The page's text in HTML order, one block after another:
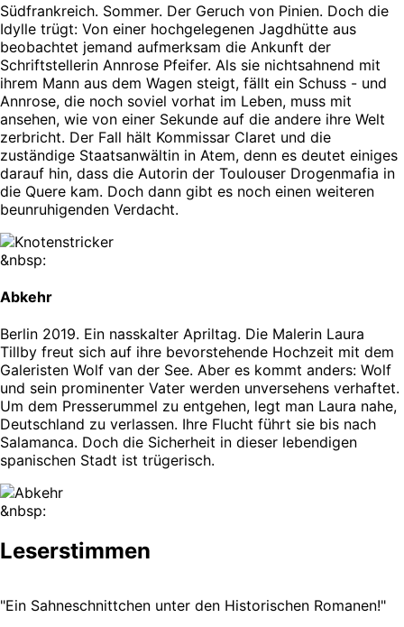
Südfrankreich. Sommer. Der Geruch von Pinien. Doch die
Idylle trügt: Von einer hochgelegenen Jagdhütte aus
beobachtet jemand aufmerksam die Ankunft der
Schriftstellerin Annrose Pfeifer. Als sie nichtsahnend mit
ihrem Mann aus dem Wagen steigt, fällt ein Schuss - und
Annrose, die noch soviel vorhat im Leben, muss mit
ansehen, wie von einer Sekunde auf die andere ihre Welt
zerbricht. Der Fall hält Kommissar Claret und die
zuständige Staatsanwältin in Atem, denn es deutet einiges
darauf hin, dass die Autorin der Toulouser Drogenmafia in
die Quere kam. Doch dann gibt es noch einen weiteren
beunruhigenden Verdacht.
&nbsp:
Abkehr
Berlin 2019. Ein nasskalter Apriltag. Die Malerin Laura
Tillby freut sich auf ihre bevorstehende Hochzeit mit dem
Galeristen Wolf van der See. Aber es kommt anders: Wolf
und sein prominenter Vater werden unversehens verhaftet.
Um dem Presserummel zu entgehen, legt man Laura nahe,
Deutschland zu verlassen. Ihre Flucht führt sie bis nach
Salamanca. Doch die Sicherheit in dieser lebendigen
spanischen Stadt ist trügerisch.
&nbsp:
Leserstimmen
"Ein Sahneschnittchen unter den Historischen Romanen!"